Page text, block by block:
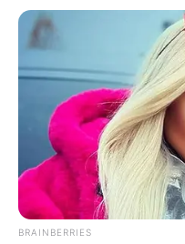
BRAINBERRIES